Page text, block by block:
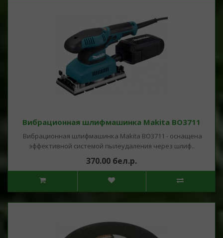
Вибрационная шлифмашинка Makita BO3711
Вибрационная шлифмашинка Makita BO3711 - оснащена
эффективной системой пылеудаления через шлиф..
370.00 бел.р.